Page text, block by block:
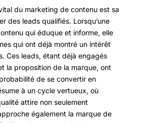
du marketing de contenu est sa
des leads qualifiés. Lorsqu’une
qui éduque et informe, elle
qui ont déjà montré un intérêt
Ces leads, étant déjà engagés
la proposition de la marque, ont
de se convertir en
à un cycle vertueux, où
attire non seulement
également la marque de